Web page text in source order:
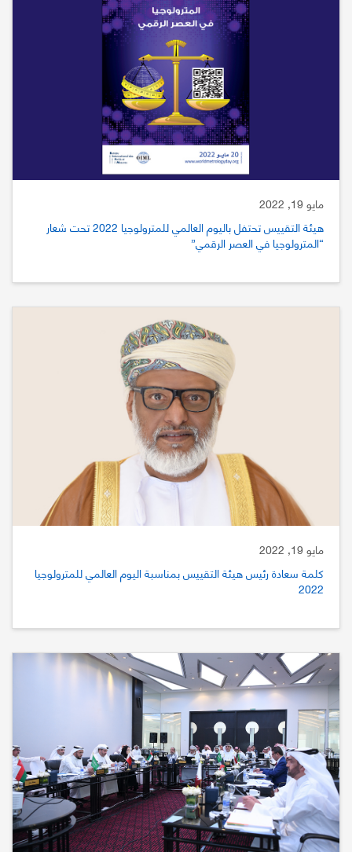
مايو 19, 2022
هيئة التقييس تحتفل باليوم العالمي للمترولوجيا 2022 تحت شعار
“المترولوجيا في العصر الرقمي”
مايو 19, 2022
كلمة سعادة رئيس هيئة التقييس بمناسبة اليوم العالمي للمترولوجيا
2022